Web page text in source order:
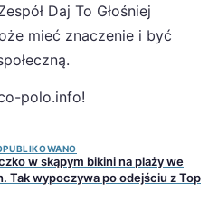
Daj To Głośniej
mieć znaczenie i być
polo.info!
w skąpym bikini na plaży we
Tak wypoczywa po odejściu z Top